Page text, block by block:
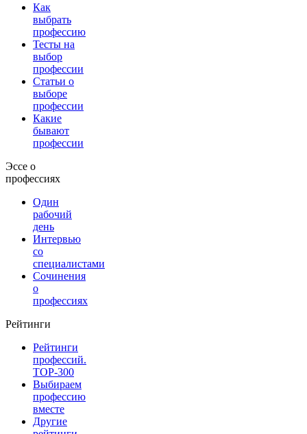
Как
выбрать
профессию
Тесты на
выбор
профессии
Статьи о
выборе
профессии
Какие
бывают
профессии
Эссе о
профессиях
Один
рабочий
день
Интервью
со
специалистами
Сочинения
о
профессиях
Рейтинги
Рейтинги
профессий.
TOP-300
Выбираем
профессию
вместе
Другие